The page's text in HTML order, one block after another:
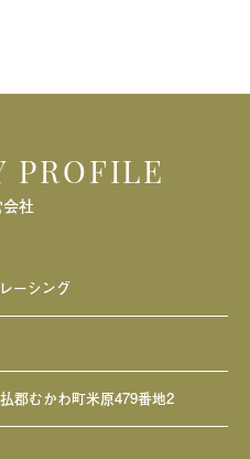
PROFILE
社
ーシング
郡むかわ町米原479番地2